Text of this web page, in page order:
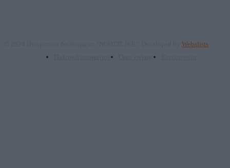
Webalists